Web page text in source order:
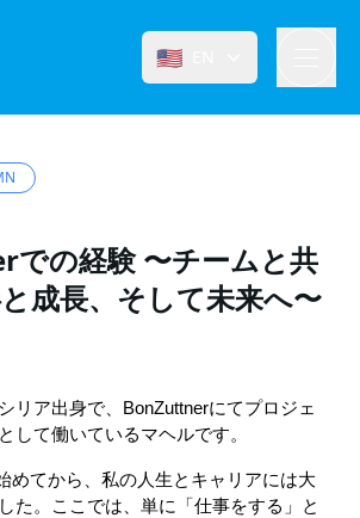
🇺🇸
の経験 〜チームと共
成長、そして未来へ〜
リア出身で、BonZuttnerにてプロジェ
して働いているマヘルです。
めてから、私の人生とキャリアには大
た。ここでは、単に「仕事をする」と